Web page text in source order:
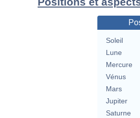
Soleil
Lune
Mercure
Vénus
Mars
Jupiter
Saturne